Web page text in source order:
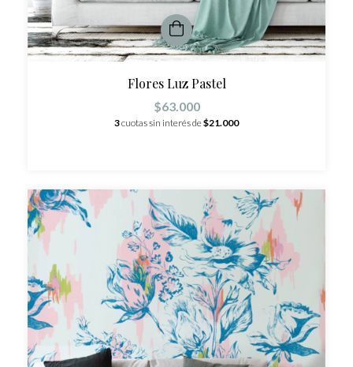
Flores Luz Pastel
$63.000
3cuotas sin interés de$21.000